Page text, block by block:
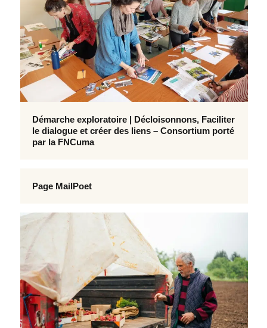
Démarche exploratoire | Décloisonnons, Faciliter
le dialogue et créer des liens – Consortium porté
par la FNCuma
Page MailPoet